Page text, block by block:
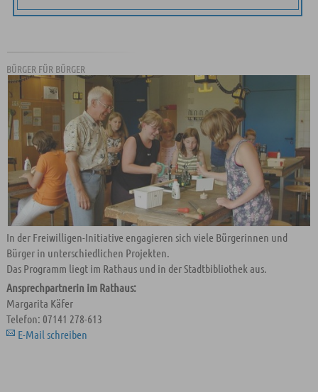
BÜRGER FÜR BÜRGER
In der Freiwilligen-Initiative engagieren sich viele Bürgerinnen und
Bürger in unterschiedlichen Projekten.
Das Programm liegt im Rathaus und in der Stadtbibliothek aus.
Ansprechpartnerin im Rathaus:
Margarita Käfer
Telefon: 07141 278-613
E-Mail schreiben